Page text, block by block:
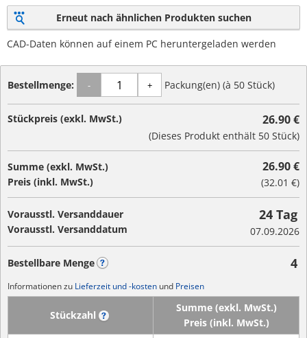
Erneut nach ähnlichen Produkten suchen
CAD-Daten können auf einem PC heruntergeladen werden
Bestellmenge: - + Packung(en) (à 50 Stück)
Stückpreis (exkl. MwSt.) 26.90 €
(Dieses Produkt enthält 50 Stück)
Summe (exkl. MwSt.)
Preis (inkl. MwSt.)
26.90 €
(32.01 €)
Vorausstl. Versanddauer
Vorausstl. Versanddatum
24 Tag
07.09.2026
Bestellbare Menge 4
Informationen zu Lieferzeit und -kosten und Preisen
Stückzahl
Summe (exkl. MwSt.)
Preis (inkl. MwSt.)